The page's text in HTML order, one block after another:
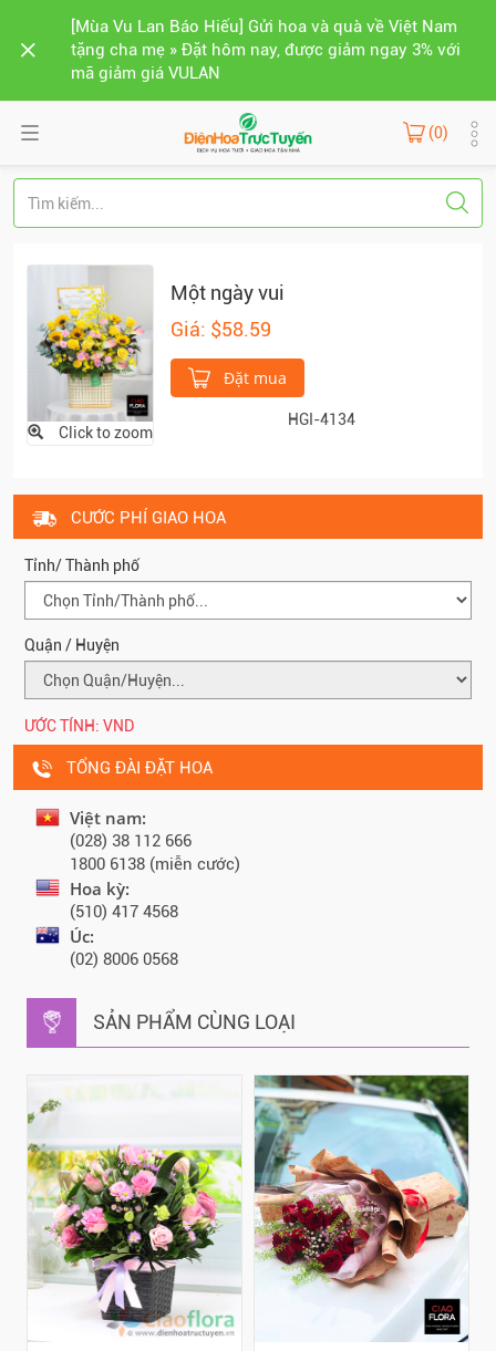
[Mùa Vu Lan Báo Hiếu] Gửi hoa và quà về Việt Nam
tặng cha mẹ » Đặt hôm nay, được giảm ngay 3% với
mã giảm giá VULAN
(0)
Click to zoom
Một ngày vui
Giá: $58.59
Đặt mua
HGI-4134
CƯỚC PHÍ GIAO HOA
Tỉnh/ Thành phố
Quận / Huyện
ƯỚC TÍNH: VND
TỔNG ĐÀI ĐẶT HOA
Việt nam:
(028) 38 112 666
1800 6138 (miễn cước)
Hoa kỳ:
(510) 417 4568
Úc:
(02) 8006 0568
SẢN PHẨM CÙNG LOẠI